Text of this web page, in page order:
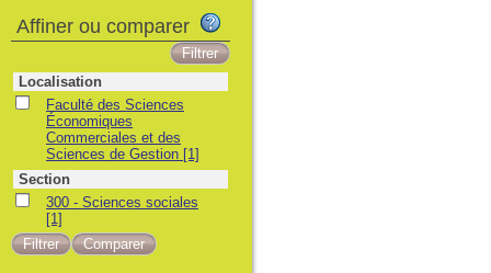
Affiner ou comparer
Localisation
Faculté des Sciences
Économiques
Commerciales et des
Sciences de Gestion [1]
Section
300 - Sciences sociales
[1]